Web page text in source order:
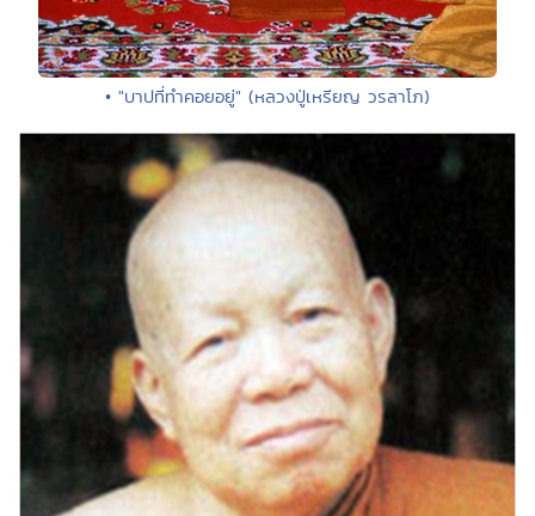
• "บาปที่ทำคอยอยู่" (หลวงปู่เหรียญ วรลาโภ)